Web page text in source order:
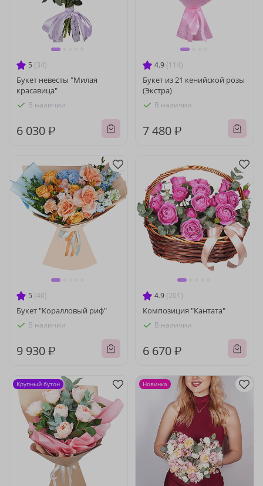
5 (34)
Букет невесты "Милая
красавица"
В наличии
6 030 ₽
4.9 (114)
Букет из 21 кенийской розы
(Экстра)
В наличии
7 480 ₽
5 (40)
Букет "Коралловый риф"
В наличии
9 930 ₽
4.9 (201)
Композиция "Кантата"
В наличии
6 670 ₽
Крупный бутон Новинка